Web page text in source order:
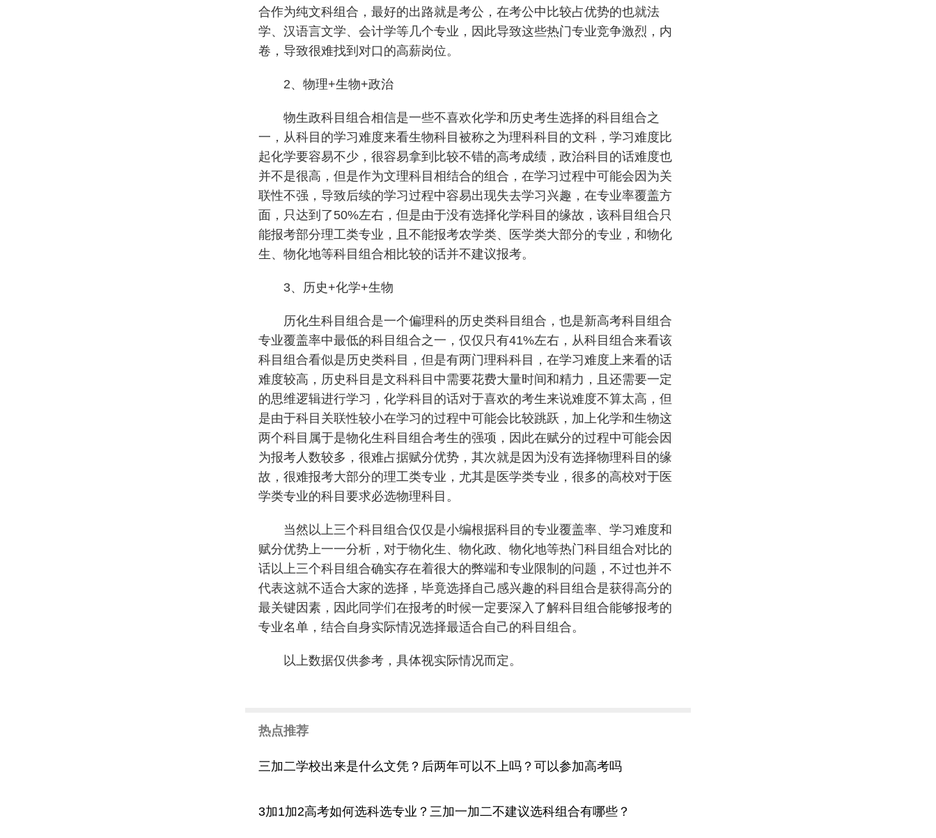
合作为纯文科组合，最好的出路就是考公，在考公中比较占优势的也就法
学、汉语言文学、会计学等几个专业，因此导致这些热门专业竞争激烈，内
卷，导致很难找到对口的高薪岗位。
2、物理+生物+政治
物生政科目组合相信是一些不喜欢化学和历史考生选择的科目组合之
一，从科目的学习难度来看生物科目被称之为理科科目的文科，学习难度比
起化学要容易不少，很容易拿到比较不错的高考成绩，政治科目的话难度也
并不是很高，但是作为文理科目相结合的组合，在学习过程中可能会因为关
联性不强，导致后续的学习过程中容易出现失去学习兴趣，在专业率覆盖方
面，只达到了50%左右，但是由于没有选择化学科目的缘故，该科目组合只
能报考部分理工类专业，且不能报考农学类、医学类大部分的专业，和物化
生、物化地等科目组合相比较的话并不建议报考。
3、历史+化学+生物
历化生科目组合是一个偏理科的历史类科目组合，也是新高考科目组合
专业覆盖率中最低的科目组合之一，仅仅只有41%左右，从科目组合来看该
科目组合看似是历史类科目，但是有两门理科科目，在学习难度上来看的话
难度较高，历史科目是文科科目中需要花费大量时间和精力，且还需要一定
的思维逻辑进行学习，化学科目的话对于喜欢的考生来说难度不算太高，但
是由于科目关联性较小在学习的过程中可能会比较跳跃，加上化学和生物这
两个科目属于是物化生科目组合考生的强项，因此在赋分的过程中可能会因
为报考人数较多，很难占据赋分优势，其次就是因为没有选择物理科目的缘
故，很难报考大部分的理工类专业，尤其是医学类专业，很多的高校对于医
学类专业的科目要求必选物理科目。
当然以上三个科目组合仅仅是小编根据科目的专业覆盖率、学习难度和
赋分优势上一一分析，对于物化生、物化政、物化地等热门科目组合对比的
话以上三个科目组合确实存在着很大的弊端和专业限制的问题，不过也并不
代表这就不适合大家的选择，毕竟选择自己感兴趣的科目组合是获得高分的
最关键因素，因此同学们在报考的时候一定要深入了解科目组合能够报考的
专业名单，结合自身实际情况选择最适合自己的科目组合。
以上数据仅供参考，具体视实际情况而定。
热点推荐
三加二学校出来是什么文凭？后两年可以不上吗？可以参加高考吗
3加1加2高考如何选科选专业？三加一加二不建议选科组合有哪些？